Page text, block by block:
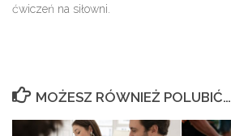
ćwiczeń na siłowni.
MOŻESZ RÓWNIEŻ POLUBIĆ…